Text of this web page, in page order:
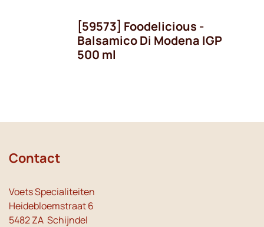
[59573] Foodelicious -
Balsamico Di Modena IGP
500 ml
Contact
Voets Specialiteiten
Heidebloemstraat 6
5482 ZA Schijndel